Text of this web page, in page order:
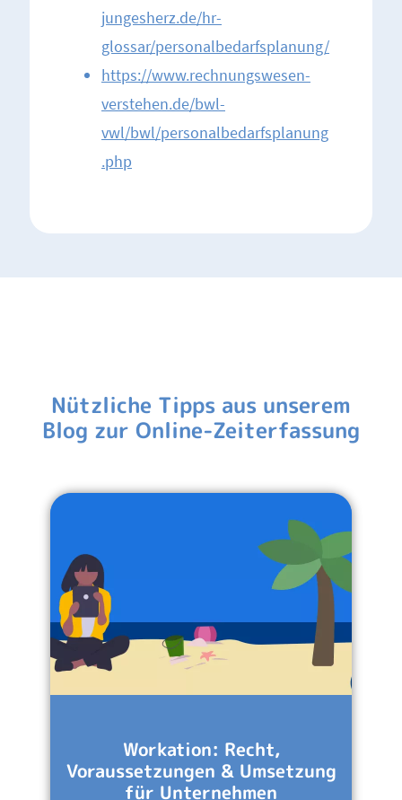
jungesherz.de/hr-
glossar/personalbedarfsplanung/
https://www.rechnungswesen-
verstehen.de/bwl-
vwl/bwl/personalbedarfsplanung
.php
Nützliche Tipps aus unserem
Blog zur Online-Zeiterfassung
Workation: Recht,
Voraussetzungen & Umsetzung
für Unternehmen